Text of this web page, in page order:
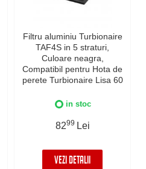
Filtru aluminiu Turbionaire
TAF4S in 5 straturi,
Culoare neagra,
Compatibil pentru Hota de
perete Turbionaire Lisa 60
in stoc
8299 Lei
VEZI DETALII